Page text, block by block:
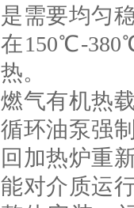
是需要均匀
在150℃-
热。
燃气有机热
循环油泵强
回加热炉重
能对介质运